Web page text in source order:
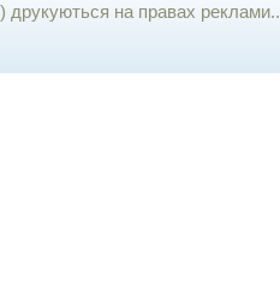
друкуються на правах реклами..